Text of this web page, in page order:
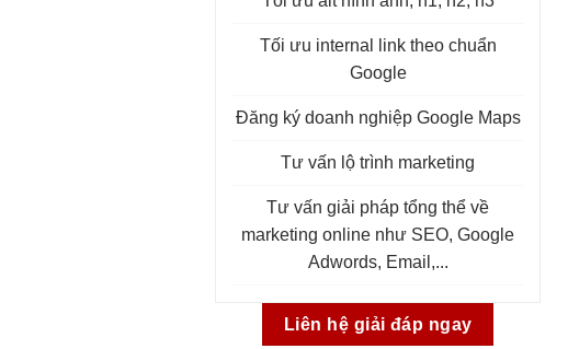
Tối ưu internal link theo chuẩn
Google
Đăng ký doanh nghiệp Google Maps
Tư vấn lộ trình marketing
Tư vấn giải pháp tổng thể về
marketing online như SEO, Google
Adwords, Email,...
Liên hệ giải đáp ngay